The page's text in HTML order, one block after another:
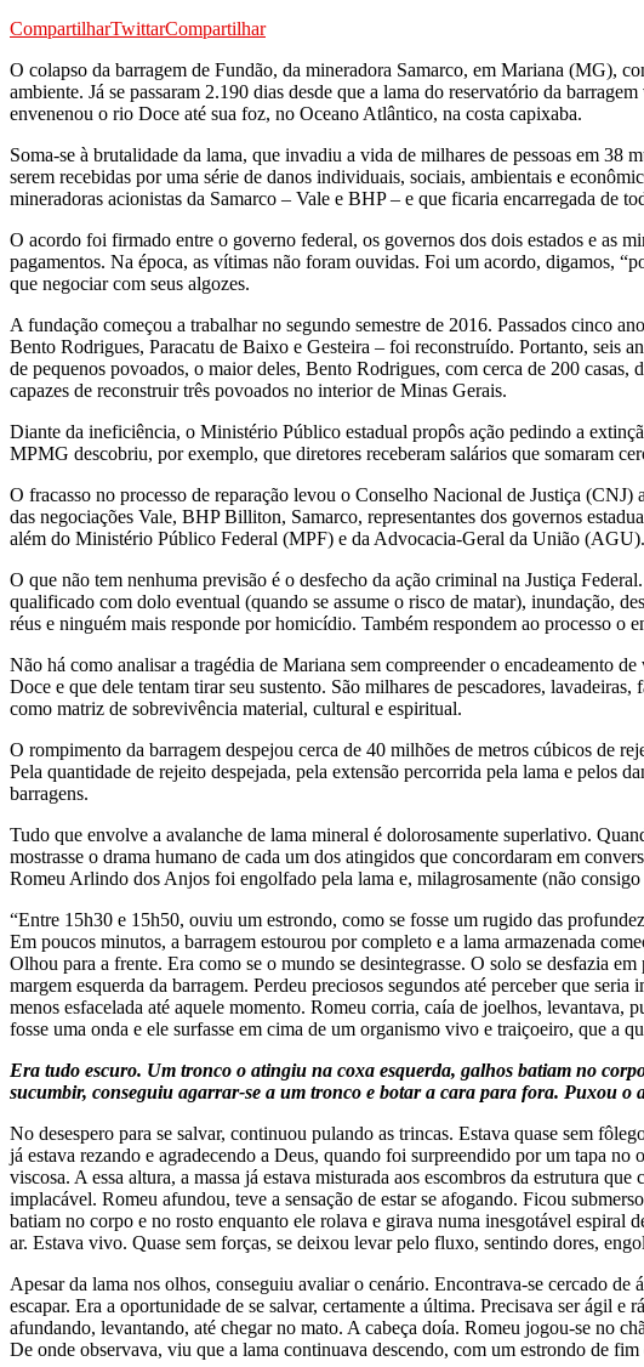
CompartilharTwittarCompartilhar
O colapso da barragem de Fundão, da mineradora Samarco, em Mariana (MG),
ambiente. Já se passaram 2.190 dias desde que a lama do reservatório da barragem
envenenou o rio Doce até sua foz, no Oceano Atlântico, na costa capixaba.
Soma-se à brutalidade da lama, que invadiu a vida de milhares de pessoas em
serem recebidas por uma série de danos individuais, sociais, ambientais e
mineradoras acionistas da Samarco – Vale e BHP – e que ficaria encarregada de
O acordo foi firmado entre o governo federal, os governos dos dois estados e as
pagamentos. Na época, as vítimas não foram ouvidas. Foi um acordo, digamos,
que negociar com seus algozes.
A fundação começou a trabalhar no segundo semestre de 2016. Passados cinco
Bento Rodrigues, Paracatu de Baixo e Gesteira – foi reconstruído. Portanto, seis
de pequenos povoados, o maior deles, Bento Rodrigues, com cerca de 200
capazes de reconstruir três povoados no interior de Minas Gerais.
Diante da ineficiência, o Ministério Público estadual propôs ação pedindo a
MPMG descobriu, por exemplo, que diretores receberam salários que somaram
O fracasso no processo de reparação levou o Conselho Nacional de Justiça
das negociações Vale, BHP Billiton, Samarco, representantes dos governos
além do Ministério Público Federal (MPF) e da Advocacia-Geral da União
O que não tem nenhuma previsão é o desfecho da ação criminal na Justiça
qualificado com dolo eventual (quando se assume o risco de matar), inundação,
réus e ninguém mais responde por homicídio. Também respondem ao processo o
Não há como analisar a tragédia de Mariana sem compreender o encadeamento
Doce e que dele tentam tirar seu sustento. São milhares de pescadores,
como matriz de sobrevivência material, cultural e espiritual.
O rompimento da barragem despejou cerca de 40 milhões de metros cúbicos de
Pela quantidade de rejeito despejada, pela extensão percorrida pela lama e pelos
barragens.
Tudo que envolve a avalanche de lama mineral é dolorosamente superlativo.
mostrasse o drama humano de cada um dos atingidos que concordaram em
Romeu Arlindo dos Anjos foi engolfado pela lama e, milagrosamente (não
“Entre 15h30 e 15h50, ouviu um estrondo, como se fosse um rugido das
Em poucos minutos, a barragem estourou por completo e a lama armazenada
Olhou para a frente. Era como se o mundo se desintegrasse. O solo se desfazia
margem esquerda da barragem. Perdeu preciosos segundos até perceber que
menos esfacelada até aquele momento. Romeu corria, caía de joelhos, levantava,
fosse uma onda e ele surfasse em cima de um organismo vivo e traiçoeiro, que a
Era tudo escuro. Um tronco o atingiu na coxa esquerda, galhos batiam no
sucumbir, conseguiu agarrar-se a um tronco e botar a cara para fora. Puxou o
No desespero para se salvar, continuou pulando as trincas. Estava quase sem
já estava rezando e agradecendo a Deus, quando foi surpreendido por um tapa
viscosa. A essa altura, a massa já estava misturada aos escombros da estrutura
implacável. Romeu afundou, teve a sensação de estar se afogando. Ficou
batiam no corpo e no rosto enquanto ele rolava e girava numa inesgotável espiral
ar. Estava vivo. Quase sem forças, se deixou levar pelo fluxo, sentindo dores,
Apesar da lama nos olhos, conseguiu avaliar o cenário. Encontrava-se cercado
escapar. Era a oportunidade de se salvar, certamente a última. Precisava ser ágil
afundando, levantando, até chegar no mato. A cabeça doía. Romeu jogou-se no
De onde observava, viu que a lama continuava descendo, com um estrondo de